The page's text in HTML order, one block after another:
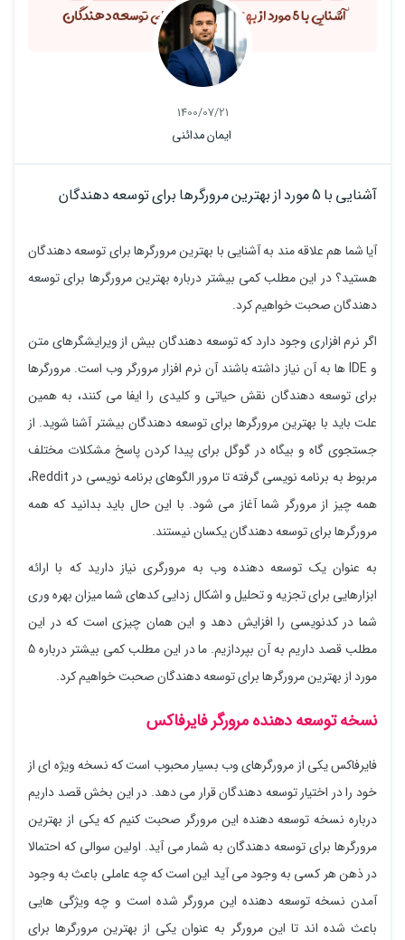
1400/07/21
ایمان مدائنی
آشنایی با 5 مورد از بهترین مرورگرها برای توسعه دهندگان
آیا شما هم علاقه مند به آشنایی با بهترین مرورگرها برای توسعه دهندگان
هستید؟ در این مطلب کمی بیشتر درباره بهترین مرورگرها برای توسعه
دهندگان صحبت خواهیم کرد.
اگر نرم افزاری وجود دارد که توسعه دهندگان بیش از ویرایشگرهای متن
و IDE ها به آن نیاز داشته باشند آن نرم افزار مرورگر وب است. مرورگرها
برای توسعه دهندگان نقش حیاتی و کلیدی را ایفا می کنند، به همین
علت باید با بهترین مرورگرها برای توسعه دهندگان بیشتر آشنا شوید. از
جستجوی گاه و بیگاه در گوگل برای پیدا کردن پاسخ مشکلات مختلف
مربوط به برنامه نویسی گرفته تا مرور الگوهای برنامه نویسی در Reddit،
همه چیز از مرورگر شما آغاز می شود. با این حال باید بدانید که همه
مرورگرها برای توسعه دهندگان یکسان نیستند.
به عنوان یک توسعه دهنده وب به مرورگری نیاز دارید که با ارائه
ابزارهایی برای تجزیه و تحلیل و اشکال زدایی کدهای شما میزان بهره وری
شما در کدنویسی را افزایش دهد و این همان چیزی است که در این
مطلب قصد داریم به آن بپردازیم. ما در این مطلب کمی بیشتر درباره 5
مورد از بهترین مرورگرها برای توسعه دهندگان صحبت خواهیم کرد.
نسخه توسعه دهنده مرورگر فایرفاکس
فایرفاکس یکی از مرورگرهای وب بسیار محبوب است که نسخه ویژه ای از
خود را در اختیار توسعه دهندگان قرار می دهد. در این بخش قصد داریم
درباره نسخه توسعه دهنده این مرورگر صحبت کنیم که یکی از بهترین
مرورگرها برای توسعه دهندگان به شمار می آید. اولین سوالی که احتمالا
در ذهن هر کسی به وجود می آید این است که چه عاملی باعث به وجود
آمدن نسخه توسعه دهنده این مرورگر شده است و چه ویژگی هایی
باعث شده اند تا این مرورگر به عنوان یکی از بهترین مرورگرها برای